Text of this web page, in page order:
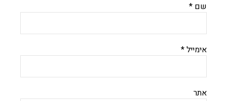
שם *
אימייל*
אתר